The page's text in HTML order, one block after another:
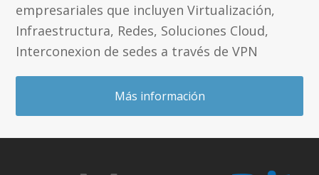
empresariales que incluyen Virtualización,
Infraestructura, Redes, Soluciones Cloud,
Interconexion de sedes a través de VPN
Más información